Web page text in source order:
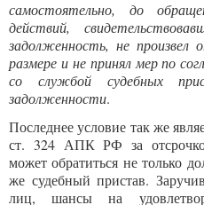
самостоятельно, до
действий,
задолженность, не произвел
размере и не принял мер по
со службой судебных
задолженности.
Последнее условие так же
ст. 324 АПК РФ за
может обратиться не только
же судебный пристав.
лиц, шансы на